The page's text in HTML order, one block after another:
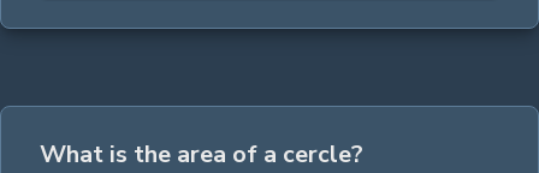
What is the area of a cercle?